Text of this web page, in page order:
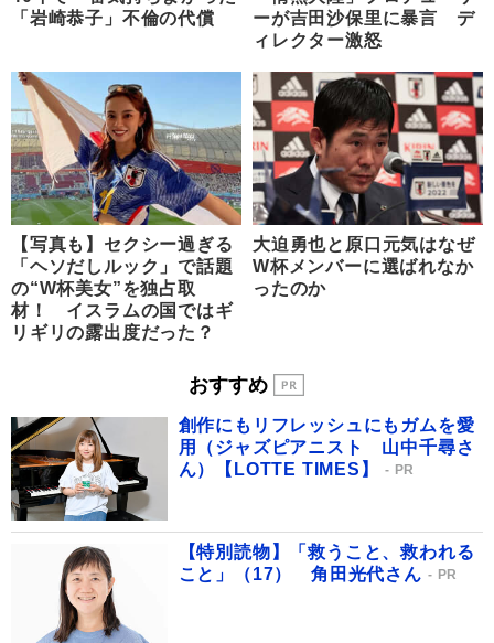
「岩崎恭子」不倫の代償
ーが吉田沙保里に暴言 デ
ィレクター激怒
【写真も】セクシー過ぎる
「ヘソだしルック」で話題
の“W杯美女”を独占取
材！ イスラムの国ではギ
リギリの露出度だった？
大迫勇也と原口元気はなぜ
W杯メンバーに選ばれなか
ったのか
おすすめ
創作にもリフレッシュにもガムを愛
用（ジャズピアニスト 山中千尋さ
ん）【LOTTE TIMES】
PR
【特別読物】「救うこと、救われる
こと」（17） 角田光代さん
PR